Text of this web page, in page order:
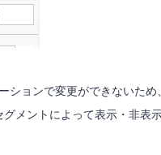
ョンで変更ができないため、
メントによって表示・非表